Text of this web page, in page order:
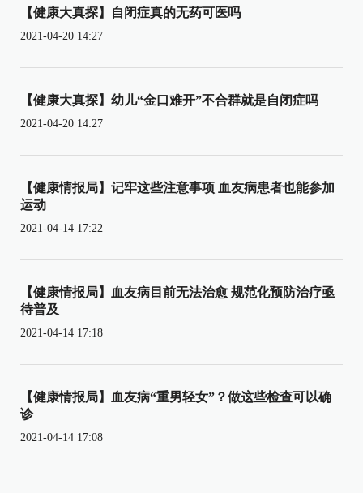
【健康大真探】自闭症真的无药可医吗
2021-04-20 14:27
【健康大真探】幼儿“金口难开”不合群就是自闭症吗
2021-04-20 14:27
【健康情报局】记牢这些注意事项 血友病患者也能参加
运动
2021-04-14 17:22
【健康情报局】血友病目前无法治愈 规范化预防治疗亟
待普及
2021-04-14 17:18
【健康情报局】血友病“重男轻女”？做这些检查可以确
诊
2021-04-14 17:08